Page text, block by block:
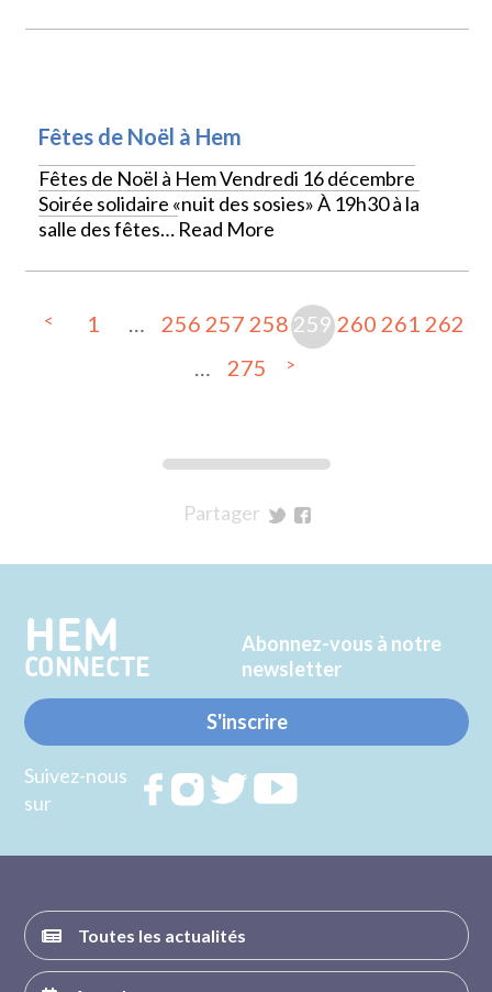
Fêtes de Noël à Hem
Fêtes de Noël à Hem Vendredi 16 décembre
Soirée solidaire «nuit des sosies» À 19h30 à la
salle des fêtes… Read More
< 1 … 256 257 258259 260 261 262
…
275 >
Partager
Twitter
Facebook
HEM
CONNECTE
Abonnez-vous à notre
newsletter
S'inscrire
Suivez-nous
sur
RejoignezRejoignezRejoignez
Toutes les actualités